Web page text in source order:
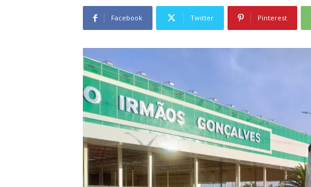
Facebook Twitter Pinterest